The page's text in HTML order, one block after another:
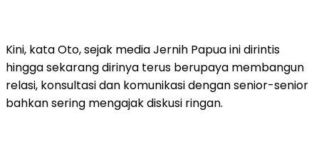
Kini, kata Oto, sejak media Jernih Papua ini dirintis
hingga sekarang dirinya terus berupaya membangun
relasi, konsultasi dan komunikasi dengan senior-senior
bahkan sering mengajak diskusi ringan.